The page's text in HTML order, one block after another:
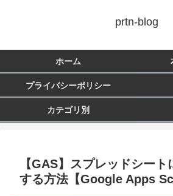
prtn-blog
ホーム
プライバシーポリシー
カテゴリ別
【GAS】スプレッドシー
する方法【Google Apps